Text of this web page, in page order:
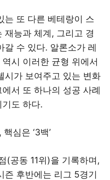
는 또 다른 베테랑이 스
재능과 체계, 그리고 경
갈 수 있다. 알론소가 레
시 이러한 균형 위에서
시가 보여주고 있는 변화
서 또 하나의 성공 사례
도 하다.
심은 ‘3백’
(공동 11위)을 기록하며,
즌 후반에는 리그 5경기